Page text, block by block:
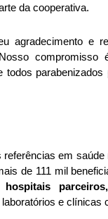
da cooperativa.
agradecimento e
compromisso
todos parabenizados
em saúde
de 111 mil
hospitais
e clínicas